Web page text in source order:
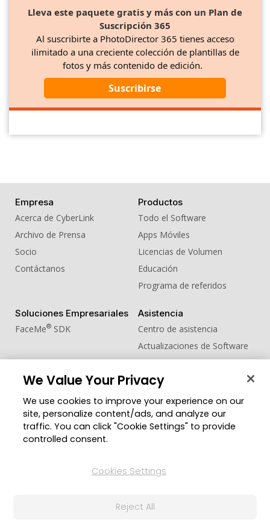
Lleva este paquete gratis y más con un Plan de
Suscripción 365
Al suscribirte a PhotoDirector 365 tienes acceso
ilimitado a una creciente colección de plantillas de
fotos y más contenido de edición.
Suscribirse
Empresa
Acerca de CyberLink
Archivo de Prensa
Socio
Contáctanos
Productos
Todo el Software
Apps Móviles
Licencias de Volumen
Educación
Programa de referidos
Soluciones Empresariales
FaceMe® SDK
Asistencia
Centro de asistencia
Actualizaciones de Software
Centro de Aprendizaje
Zona de Miembros
Blog
Cambiar región
We Value Your Privacy
We use cookies to improve your experience on our
site, personalize content/ads, and analyze our
traffic. You can click "Cookie Settings" to provide
controlled consent.
Cookies Settings
Reject All